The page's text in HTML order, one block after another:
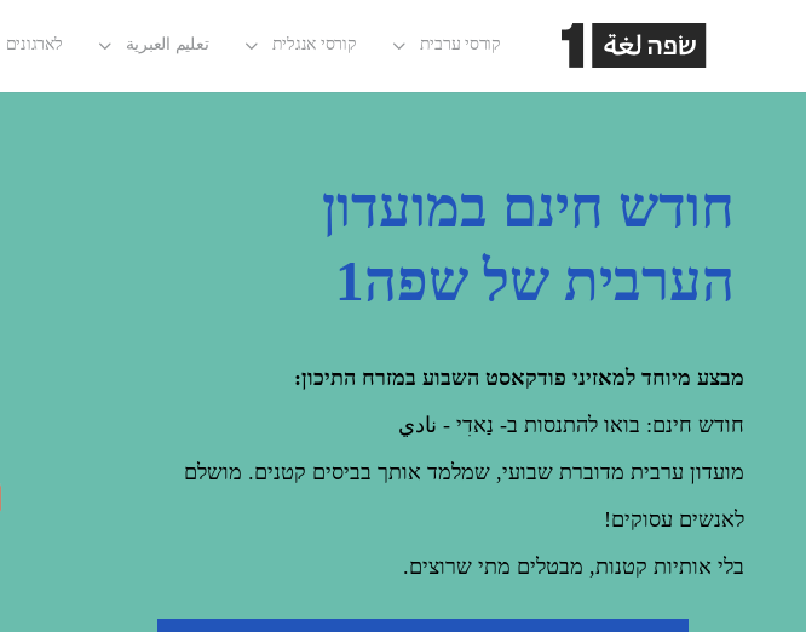
קורסי ערבית קורסי אנגלית تعليم العبرية לארגונים
חודש חינם במועדון
הערבית של שפה1
מבצע מיוחד למאזיני פודקאסט השבוע במזרח התיכון:
חודש חינם: בואו להתנסות ב- נַאדִי - نادي
מועדון ערבית מדוברת שבועי, שמלמד אותך בביסים קטנים. מושלם
לאנשים עסוקים!
בלי אותיות קטנות, מבטלים מתי שרוצים.